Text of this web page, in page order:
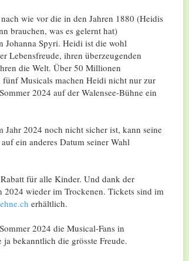
wie vor die in den Jahren 1880 (Heidis
brauchen, was es gelernt hat)
Johanna Spyri. Heidi ist die wohl
Lebensfreude, ihren überzeugenden
die Welt. Über 50 Millionen
Musicals machen Heidi nicht nur zur
2024 auf der Walensee-Bühne ein
2024 noch nicht sicher ist, kann seine
ein anderes Datum seiner Wahl
für alle Kinder. Und dank der
2024 wieder im Trockenen. Tickets sind im
erhältlich.
2024 die Musical-Fans in
bekanntlich die grösste Freude.